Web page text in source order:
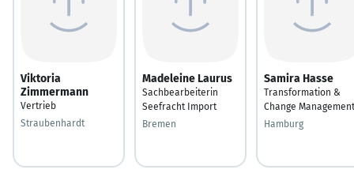
Viktoria
Zimmermann
Vertrieb
Straubenhardt
Madeleine Laurus
Sachbearbeiterin
Seefracht Import
Bremen
Samira Hasse
Transformation &
Change Management
Hamburg